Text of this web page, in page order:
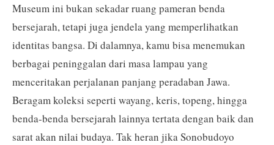
Museum ini bukan sekadar ruang pameran benda
bersejarah, tetapi juga jendela yang memperlihatkan
identitas bangsa. Di dalamnya, kamu bisa menemukan
berbagai peninggalan dari masa lampau yang
menceritakan perjalanan panjang peradaban Jawa.
Beragam koleksi seperti wayang, keris, topeng, hingga
benda-benda bersejarah lainnya tertata dengan baik dan
sarat akan nilai budaya. Tak heran jika Sonobudoyo